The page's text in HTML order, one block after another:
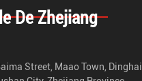
De Zhejiang
Street, Maao Town, Dinghai